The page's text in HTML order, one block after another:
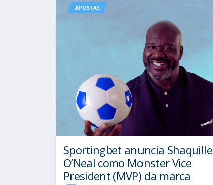
APOSTAS
Sportingbet anuncia Shaquille
O’Neal como Monster Vice
President (MVP) da marca